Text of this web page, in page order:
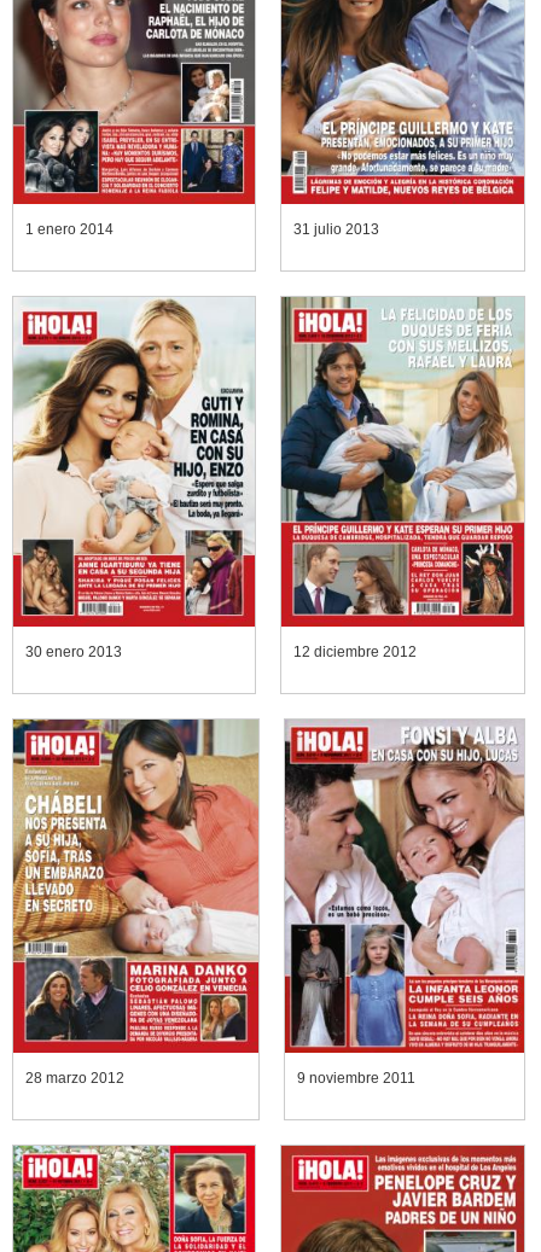
1 enero 2014 31 julio 2013
30 enero 2013 12 diciembre 2012
28 marzo 2012 9 noviembre 2011